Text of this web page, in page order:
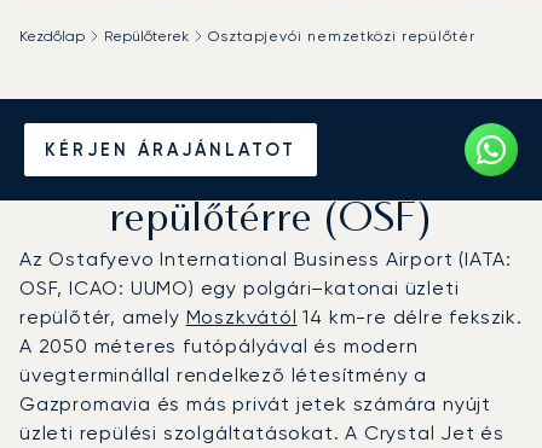
KÉRJEN ÁRAJÁNLATOT
Kezdőlap Repülőterek Osztapjevói nemzetközi repülőtér
Magánrepülőgép bérlése
az Osztapjevói nemzetközi
repülőtérre (OSF)
Az Ostafyevo International Business Airport (IATA:
OSF, ICAO: UUMO) egy polgári–katonai üzleti
repülőtér, amely Moszkvától 14 km-re délre fekszik.
A 2050 méteres futópályával és modern
üvegterminállal rendelkező létesítmény a
Gazpromavia és más privát jetek számára nyújt
üzleti repülési szolgáltatásokat. A Crystal Jet és